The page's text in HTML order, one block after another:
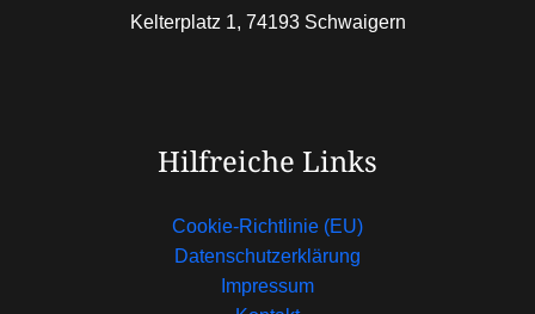
Kelterplatz 1, 74193 Schwaigern
Hilfreiche Links
Cookie-Richtlinie (EU)
Datenschutzerklärung
Impressum